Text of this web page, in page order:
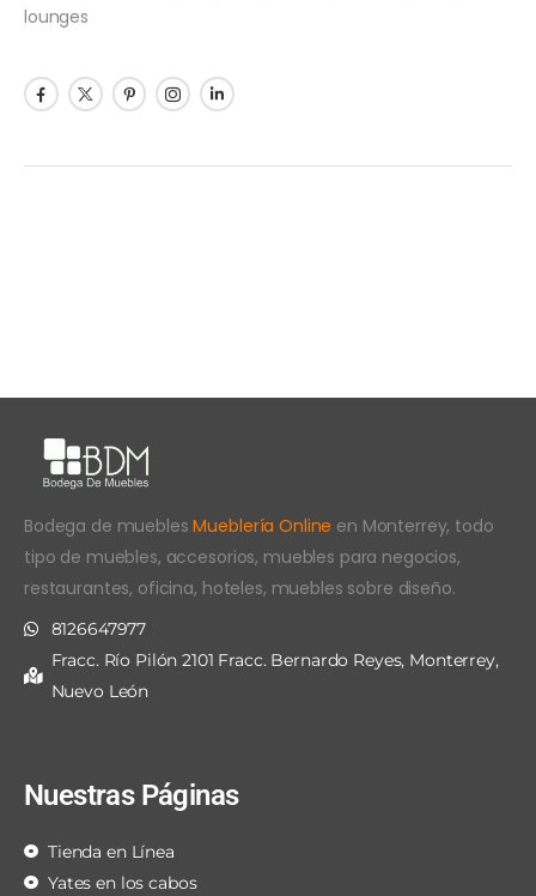
lounges
Bodega de mueblesMueblería Online en Monterrey, todo
tipo de muebles, accesorios, muebles para negocios,
restaurantes, oficina, hoteles, muebles sobre diseño.
8126647977
Fracc. Río Pilón 2101 Fracc. Bernardo Reyes, Monterrey,
Nuevo León
Nuestras Páginas
Tienda en Línea
Yates en los cabos